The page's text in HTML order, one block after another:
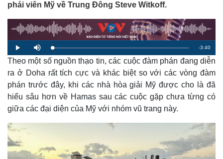
phái viên Mỹ về Trung Đông Steve Witkoff.
P
l
a
y
M
u
t
e
L
o
a
d
e
d
1
.
8
6
R
e
n
-3:40
Theo một số nguồn thạo tin, các cuộc đàm phán đang diễn
ra ở Doha rất tích cực và khác biệt so với các vòng đàm
phán trước đây, khi các nhà hòa giải Mỹ được cho là đã
hiểu sâu hơn về Hamas sau các cuộc gặp chưa từng có
giữa các đại diện của Mỹ với nhóm vũ trang này.